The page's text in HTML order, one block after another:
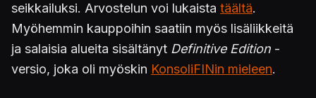
seikkailuksi. Arvostelun voi lukaista täältä.
Myöhemmin kauppoihin saatiin myös lisäliikkeitä
ja salaisia alueita sisältänyt Definitive Edition -
versio, joka oli myöskin KonsoliFINin mieleen.